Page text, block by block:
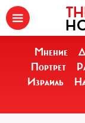
Мнение
Портрет
Израиль